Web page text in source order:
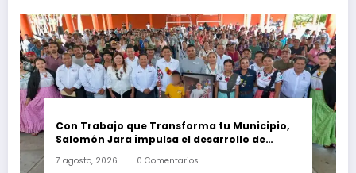
Con Trabajo que Transforma tu Municipio,
Salomón Jara impulsa el desarrollo de
7 agosto, 2026 0 Comentarios